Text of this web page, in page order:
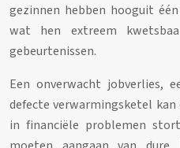
gezinnen hebben hooguit
wat hen extreem
gebeurtenissen.
Een onverwacht jobverlies,
defecte verwarmingsketel
in financiële problemen